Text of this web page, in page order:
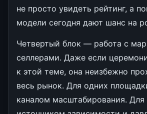
не просто увидеть рейтинг, а
модели сегодня дают шанс на
Четвертый блок — работа с
селлерами. Даже если
к этой теме, она неизбежно
весь рынок. Для одних
каналом масштабирования.